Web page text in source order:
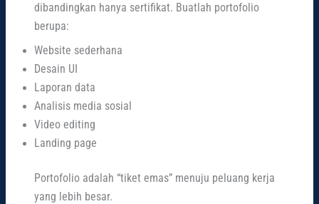
dibandingkan hanya sertifikat. Buatlah portofolio
berupa:
Website sederhana
Desain UI
Laporan data
Analisis media sosial
Video editing
Landing page
Portofolio adalah “tiket emas” menuju peluang kerja
yang lebih besar.